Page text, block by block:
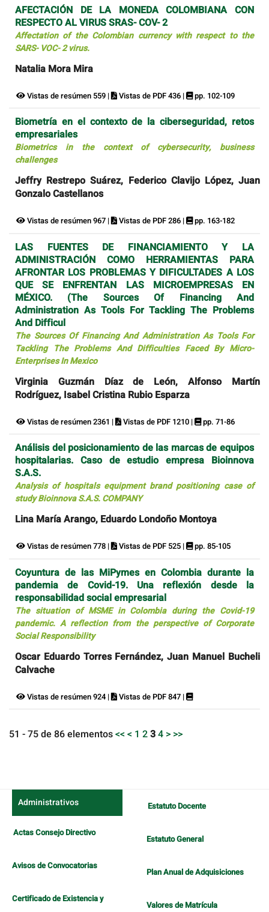
AFECTACIÓN DE LA MONEDA COLOMBIANA CON
RESPECTO AL VIRUS SRAS- COV- 2
Affectation of the Colombian currency with respect to the
SARS- VOC- 2 virus.
Natalia Mora Mira
Vistas de resúmen 559 | Vistas de PDF 436 | pp. 102-109
Biometría en el contexto de la ciberseguridad, retos
empresariales
Biometrics in the context of cybersecurity, business
challenges
Jeffry Restrepo Suárez, Federico Clavijo López, Juan
Gonzalo Castellanos
Vistas de resúmen 967 | Vistas de PDF 286 | pp. 163-182
LAS FUENTES DE FINANCIAMIENTO Y LA
ADMINISTRACIÓN COMO HERRAMIENTAS PARA
AFRONTAR LOS PROBLEMAS Y DIFICULTADES A LOS
QUE SE ENFRENTAN LAS MICROEMPRESAS EN
MÉXICO. (The Sources Of Financing And
Administration As Tools For Tackling The Problems
And Difficul
The Sources Of Financing And Administration As Tools For
Tackling The Problems And Difficulties Faced By Micro-
Enterprises In Mexico
Virginia Guzmán Díaz de León, Alfonso Martín
Rodríguez, Isabel Cristina Rubio Esparza
Vistas de resúmen 2361 | Vistas de PDF 1210 | pp. 71-86
Análisis del posicionamiento de las marcas de equipos
hospitalarias. Caso de estudio empresa Bioinnova
S.A.S.
Analysis of hospitals equipment brand positioning case of
study Bioinnova S.A.S. COMPANY
Lina María Arango, Eduardo Londoño Montoya
Vistas de resúmen 778 | Vistas de PDF 525 | pp. 85-105
Coyuntura de las MiPymes en Colombia durante la
pandemia de Covid-19. Una reflexión desde la
responsabilidad social empresarial
The situation of MSME in Colombia during the Covid-19
pandemic. A reflection from the perspective of Corporate
Social Responsibility
Oscar Eduardo Torres Fernández, Juan Manuel Bucheli
Calvache
Vistas de resúmen 924 | Vistas de PDF 847 |
51 - 75 de 86 elementos<< < 1 234 > >>
Administrativos
Actas Consejo Directivo
Avisos de Convocatorias
Certificado de Existencia y
Estatuto Docente
Estatuto General
Plan Anual de Adquisiciones
Valores de Matrícula